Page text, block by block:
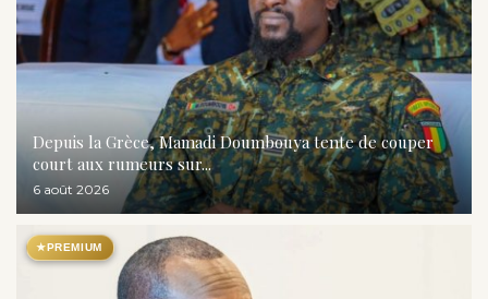
Depuis la Grèce, Mamadi Doumbouya tente de couper
court aux rumeurs sur...
6 août 2026
★PREMIUM